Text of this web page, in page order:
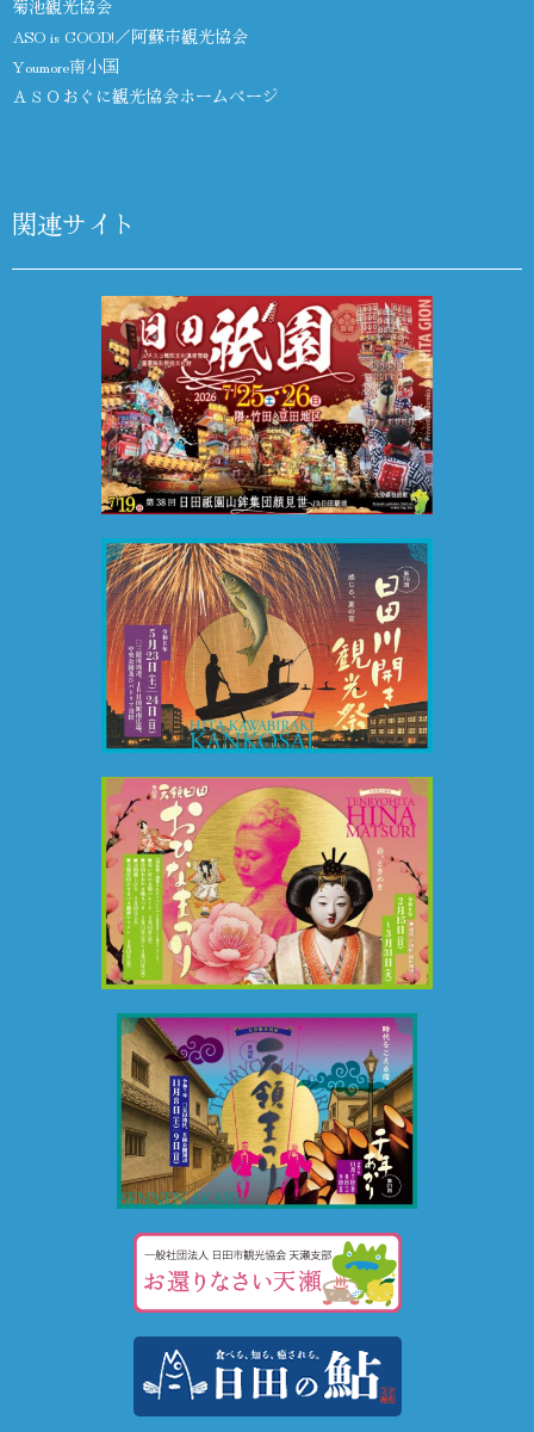
菊池観光協会
ASO is GOOD!／阿蘇市観光協会
Youmore南小国
ＡＳＯおぐに観光協会ホームページ
関連サイト